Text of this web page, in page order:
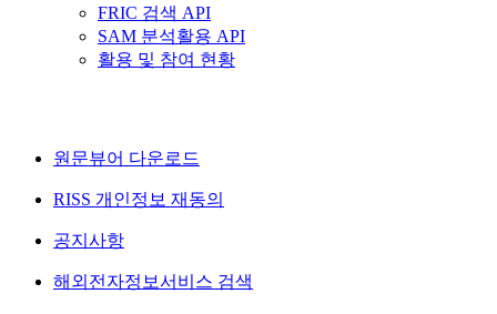
FRIC 검색 API
SAM 분석활용 API
활용 및 참여 현황
원문뷰어 다운로드
RISS 개인정보 재동의
공지사항
해외전자정보서비스 검색